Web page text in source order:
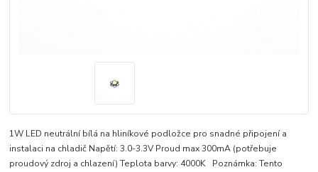
1W LED neutrální bílá na hliníkové podložce pro snadné připojení a
instalaci na chladič Napětí: 3.0-3.3V Proud max 300mA (potřebuje
proudový zdroj a chlazení) Teplota barvy: 4000K Poznámka: Tento